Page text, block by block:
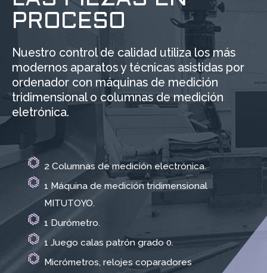
PROCESO
Nuestro control de calidad utiliza los más
modernos aparatos y técnicas asistidas por
ordenador con máquinas de medición
tridimensional o columnas de medición
eletrónica.
2 Columnas de medición electrónica.
1 Máquina de medición tridimensional
MITUTOYO.
1 Durómetro.
1 Juego calas patrón grado 0.
Micrómetros, relojes coparadores